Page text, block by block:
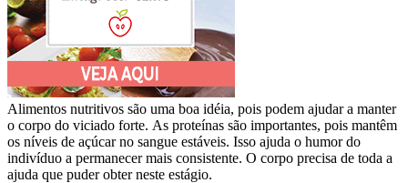
Alimentos nutritivos são uma boa idéia, pois podem ajudar a manter
o corpo do viciado forte. As proteínas são importantes, pois mantêm
os níveis de açúcar no sangue estáveis. Isso ajuda o humor do
indivíduo a permanecer mais consistente. O corpo precisa de toda a
ajuda que puder obter neste estágio.